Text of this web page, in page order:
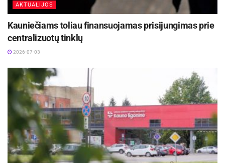
AKTUALIJOS
Kauniečiams toliau finansuojamas prisijungimas prie
centralizuotų tinklų
2026-07-03